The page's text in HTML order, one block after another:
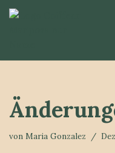
springen
von Maria Gonzalez